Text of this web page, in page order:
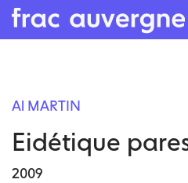
content
Al MARTIN
Eidétique
2009